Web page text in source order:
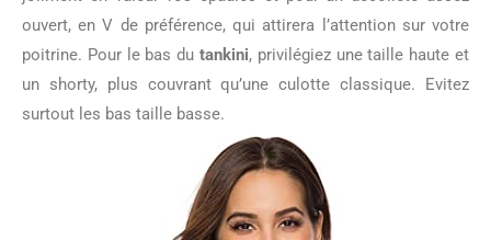
ouvert, en V de préférence, qui attirera l’attention sur votre
poitrine. Pour le bas du tankini, privilégiez une taille haute et
un shorty, plus couvrant qu’une culotte classique. Evitez
surtout les bas taille basse.